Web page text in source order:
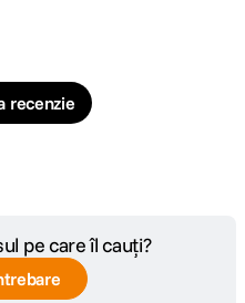
recenzie
pe care îl cauți?